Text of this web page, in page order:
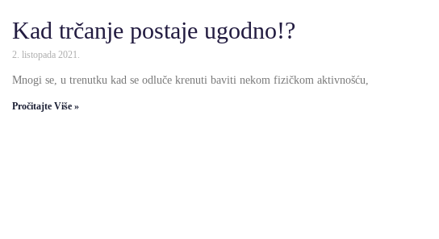
Kad trčanje postaje ugodno!?
2. listopada 2021.
Mnogi se, u trenutku kad se odluče krenuti baviti nekom fizičkom aktivnošću,
Pročitajte Više »